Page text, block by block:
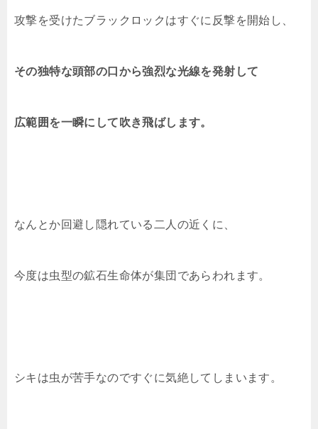
攻撃を受けたブラックロックはすぐに反撃を開始し、
その独特な頭部の口から強烈な光線を発射して
広範囲を一瞬にして吹き飛ばします。
なんとか回避し隠れている二人の近くに、
今度は虫型の鉱石生命体が集団であらわれます。
シキは虫が苦手なのですぐに気絶してしまいます。